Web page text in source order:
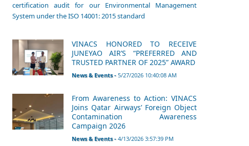
certification audit for our Environmental Management
System under the ISO 14001: 2015 standard
VINACS HONORED TO RECEIVE
JUNEYAO AIR’S “PREFERRED AND
TRUSTED PARTNER OF 2025” AWARD
News & Events - 5/27/2026 10:40:08 AM
From Awareness to Action: VINACS
Joins Qatar Airways’ Foreign Object
Contamination Awareness
Campaign 2026
News & Events - 4/13/2026 3:57:39 PM